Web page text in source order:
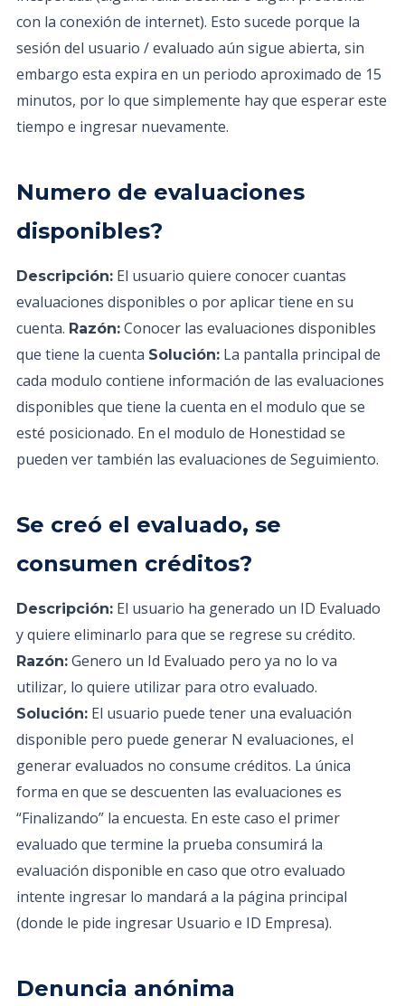
con la conexión de internet). Esto sucede porque la
sesión del usuario / evaluado aún sigue abierta, sin
embargo esta expira en un periodo aproximado de 15
minutos, por lo que simplemente hay que esperar este
tiempo e ingresar nuevamente.
Numero de evaluaciones
disponibles?
Descripción: El usuario quiere conocer cuantas
evaluaciones disponibles o por aplicar tiene en su
cuenta. Razón: Conocer las evaluaciones disponibles
que tiene la cuenta Solución: La pantalla principal de
cada modulo contiene información de las evaluaciones
disponibles que tiene la cuenta en el modulo que se
esté posicionado. En el modulo de Honestidad se
pueden ver también las evaluaciones de Seguimiento.
Se creó el evaluado, se
consumen créditos?
Descripción: El usuario ha generado un ID Evaluado
y quiere eliminarlo para que se regrese su crédito.
Razón: Genero un Id Evaluado pero ya no lo va
utilizar, lo quiere utilizar para otro evaluado.
Solución: El usuario puede tener una evaluación
disponible pero puede generar N evaluaciones, el
generar evaluados no consume créditos. La única
forma en que se descuenten las evaluaciones es
“Finalizando” la encuesta. En este caso el primer
evaluado que termine la prueba consumirá la
evaluación disponible en caso que otro evaluado
intente ingresar lo mandará a la página principal
(donde le pide ingresar Usuario e ID Empresa).
Denuncia anónima